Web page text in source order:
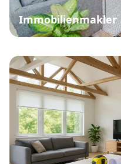
Immobilienmakler